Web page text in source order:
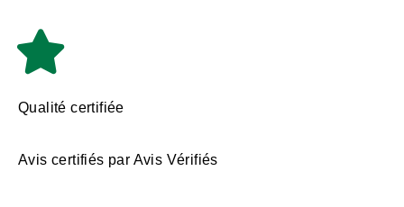
Qualité certifiée
Avis certifiés par Avis Vérifiés